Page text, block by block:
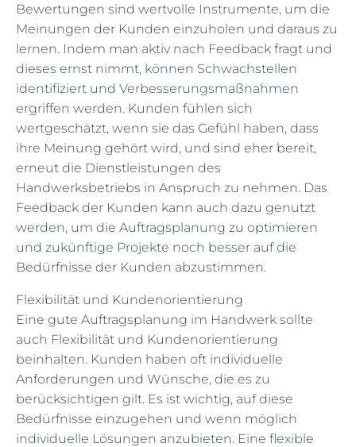
Bewertungen sind wertvolle Instrumente, um die
Meinungen der Kunden einzuholen und daraus zu
lernen. Indem man aktiv nach Feedback fragt und
dieses ernst nimmt, können Schwachstellen
identifiziert und Verbesserungsmaßnahmen
ergriffen werden. Kunden fühlen sich
wertgeschätzt, wenn sie das Gefühl haben, dass
ihre Meinung gehört wird, und sind eher bereit,
erneut die Dienstleistungen des
Handwerksbetriebs in Anspruch zu nehmen. Das
Feedback der Kunden kann auch dazu genutzt
werden, um die Auftragsplanung zu optimieren
und zukünftige Projekte noch besser auf die
Bedürfnisse der Kunden abzustimmen.
Flexibilität und Kundenorientierung
Eine gute Auftragsplanung im Handwerk sollte
auch Flexibilität und Kundenorientierung
beinhalten. Kunden haben oft individuelle
Anforderungen und Wünsche, die es zu
berücksichtigen gilt. Es ist wichtig, auf diese
Bedürfnisse einzugehen und wenn möglich
individuelle Lösungen anzubieten. Eine flexible